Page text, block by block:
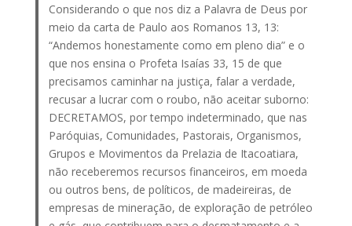
Considerando o que nos diz a Palavra de Deus por
meio da carta de Paulo aos Romanos 13, 13:
“Andemos honestamente como em pleno dia” e o
que nos ensina o Profeta Isaías 33, 15 de que
precisamos caminhar na justiça, falar a verdade,
recusar a lucrar com o roubo, não aceitar suborno:
DECRETAMOS, por tempo indeterminado, que nas
Paróquias, Comunidades, Pastorais, Organismos,
Grupos e Movimentos da Prelazia de Itacoatiara,
não receberemos recursos financeiros, em moeda
ou outros bens, de políticos, de madeireiras, de
empresas de mineração, de exploração de petróleo